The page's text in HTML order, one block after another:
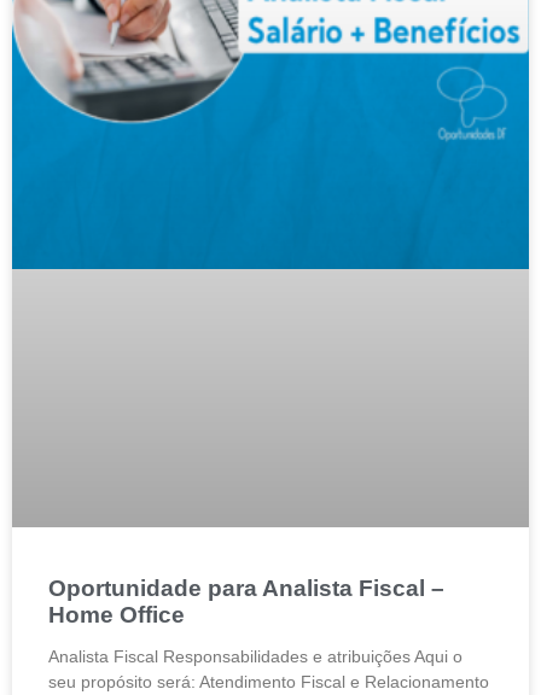
Oportunidade para Analista Fiscal –
Home Office
Analista Fiscal Responsabilidades e atribuições Aqui o
seu propósito será: Atendimento Fiscal e Relacionamento